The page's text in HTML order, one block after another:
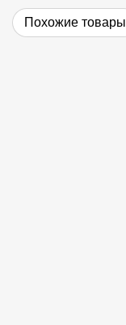
Похожие товары